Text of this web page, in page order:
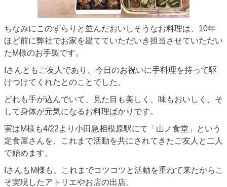
ちなみにこのずらりと並んだおいしそうなお料理は、10年
ほど前に弊社でお家を建てていただいき担当させていただい
たM様のお手製です。
Iさんともご友人であり、今日のお祝いに手料理を持って駆
けつけてくれたとのことでした。
どれも手が込んでいて、見た目も美しく、味もおいしく、そ
して身体が元気になるお料理ばかりです。
実はM様も4/22より小田急相模原駅にて「山ノ食堂」という
定食屋さんを、これまで活動を共にされてきたご友人と二人
で始めます。
IさんもM様も、これまでコツコツと活動を重ねて来たからこ
そ実現したアトリエやお店の出店。